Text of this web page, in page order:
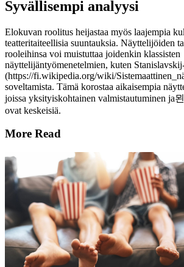
Syvällisempi analyysi
Elokuvan roolitus heijastaa myös laajempia
teatteritaiteellisia suuntauksia. Näyttelijöiden
rooleihinsa voi muistuttaa joidenkin klassisten
näyttelijäntyömenetelmien, kuten
(https://fi.wikipedia.org/wiki/
soveltamista. Tämä korostaa aikaisempia
joissa yksityiskohtainen valmistautuminen ja
ovat keskeisiä.
More Read